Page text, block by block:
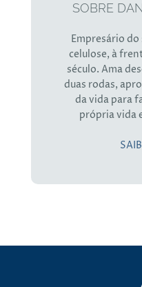
SOBRE
Empresário
celulose, à
século. Ama
duas rodas,
da vida para
própria vida